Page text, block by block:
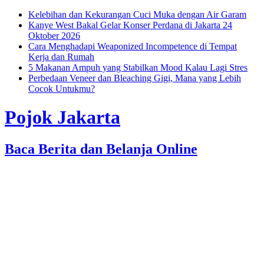
Kelebihan dan Kekurangan Cuci Muka dengan Air Garam
Kanye West Bakal Gelar Konser Perdana di Jakarta 24
Oktober 2026
Cara Menghadapi Weaponized Incompetence di Tempat
Kerja dan Rumah
5 Makanan Ampuh yang Stabilkan Mood Kalau Lagi Stres
Perbedaan Veneer dan Bleaching Gigi, Mana yang Lebih
Cocok Untukmu?
Pojok Jakarta
Baca Berita dan Belanja Online